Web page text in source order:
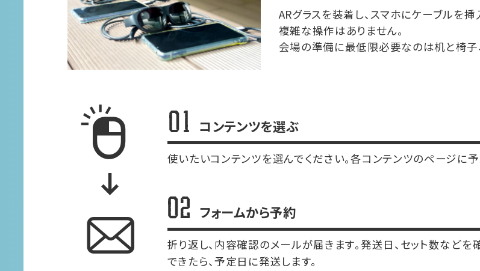
ARグラスを装着し、スマホにケーブルを
複雑な操作はありません。
会場の準備に最低限必要なのは机と椅子
コンテンツを選ぶ
使いたいコンテンツを選んでください。各コンテンツのページに予
フォームから予約
折り返し、内容確認のメールが届きます。発送日、セット数など
できたら、予定日に発送します。